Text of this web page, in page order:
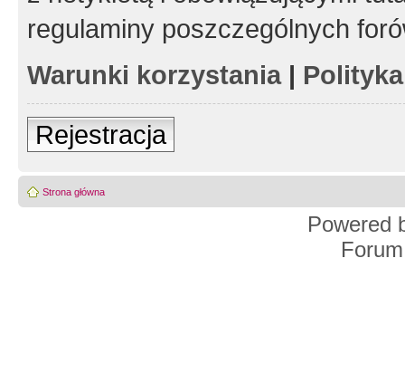
regulaminy poszczególnych
Warunki korzystania|
Rejestracja
Strona główna
Powered